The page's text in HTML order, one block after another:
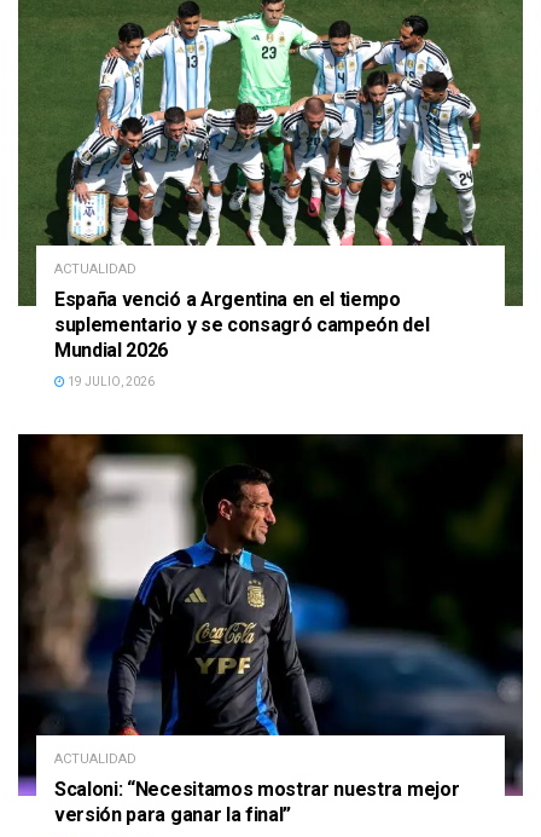
ACTUALIDAD
España venció a Argentina en el tiempo
suplementario y se consagró campeón del
Mundial 2026
19 JULIO, 2026
ACTUALIDAD
Scaloni: “Necesitamos mostrar nuestra mejor
versión para ganar la final”